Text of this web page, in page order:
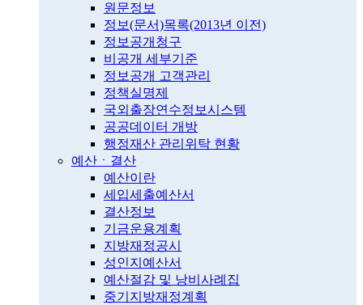
원문정보
정보(문서)목록(2013년 이전)
정보공개청구
비공개 세부기준
정보공개 고객관리
정책실명제
국외출장연수정보시스템
공공데이터 개방
행정재산 관리위탁 현황
예산ㆍ결산
예산이란
세입세출예산서
결산정보
기금운용계획
지방재정공시
성인지예산서
예산절감 및 낭비사례집
중기지방재정계획